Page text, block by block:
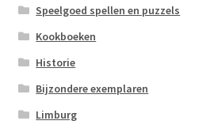
Speelgoed spellen en puzzels
Kookboeken
Historie
Bijzondere exemplaren
Limburg